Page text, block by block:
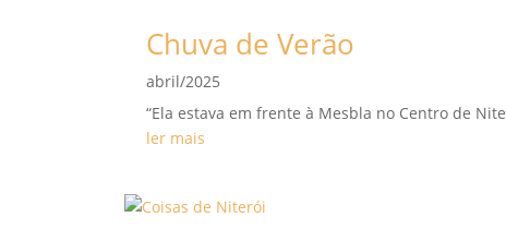
Chuva de Verão
abril/2025
“Ela estava em frente à Mesbla no Centro de
ler mais